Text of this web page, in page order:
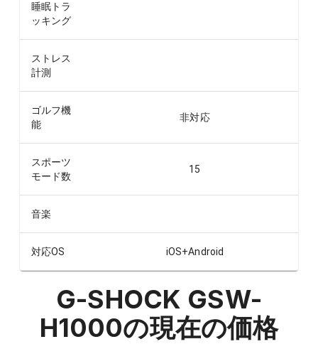
睡眠トラ
ッキング
ストレス
計測
ゴルフ機
能
非対応
スポーツ
モード数
15
音楽
対応OS iOS+Android
G-SHOCK GSW-
H1000の現在の価格